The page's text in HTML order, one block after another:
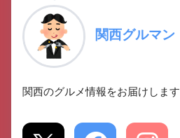
関西グルマン
関西のグルメ情報をお届けします